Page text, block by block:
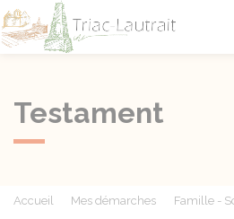
Testament
Accueil Mes démarches Famille -